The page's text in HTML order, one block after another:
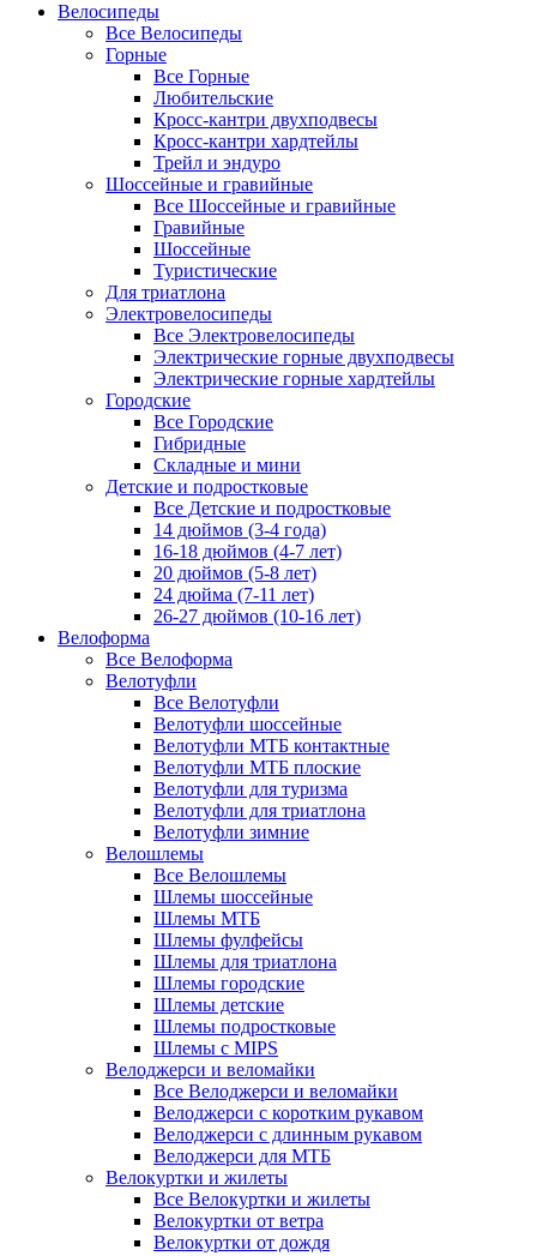
Велосипеды
Все Велосипеды
Горные
Все Горные
Любительские
Кросс-кантри двухподвесы
Кросс-кантри хардтейлы
Трейл и эндуро
Шоссейные и гравийные
Все Шоссейные и гравийные
Гравийные
Шоссейные
Туристические
Для триатлона
Электровелосипеды
Все Электровелосипеды
Электрические горные двухподвесы
Электрические горные хардтейлы
Городские
Все Городские
Гибридные
Складные и мини
Детские и подростковые
Все Детские и подростковые
14 дюймов (3-4 года)
16-18 дюймов (4-7 лет)
20 дюймов (5-8 лет)
24 дюйма (7-11 лет)
26-27 дюймов (10-16 лет)
Велоформа
Все Велоформа
Велотуфли
Все Велотуфли
Велотуфли шоссейные
Велотуфли МТБ контактные
Велотуфли МТБ плоские
Велотуфли для туризма
Велотуфли для триатлона
Велотуфли зимние
Велошлемы
Все Велошлемы
Шлемы шоссейные
Шлемы МТБ
Шлемы фулфейсы
Шлемы для триатлона
Шлемы городские
Шлемы детские
Шлемы подростковые
Шлемы с MIPS
Велоджерси и веломайки
Все Велоджерси и веломайки
Велоджерси с коротким рукавом
Велоджерси с длинным рукавом
Велоджерси для МТБ
Велокуртки и жилеты
Все Велокуртки и жилеты
Велокуртки от ветра
Велокуртки от дождя